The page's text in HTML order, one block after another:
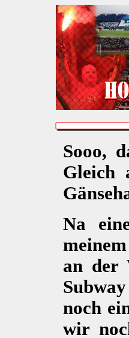
Sooo,
Gleich
Na
an der
noch
wir